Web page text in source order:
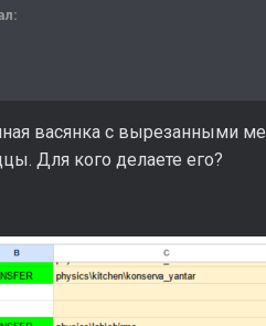
васянка с вырезанными
Для кого делаете его?